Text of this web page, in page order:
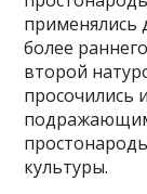
применялись
более
второй
просочились
культуры.